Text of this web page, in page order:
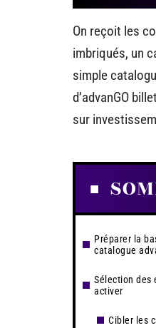
On reçoit les
imbriqués, un
simple
d’advanGO
sur
Préparer la
catalogue
Sélection des
activer
Cibler les